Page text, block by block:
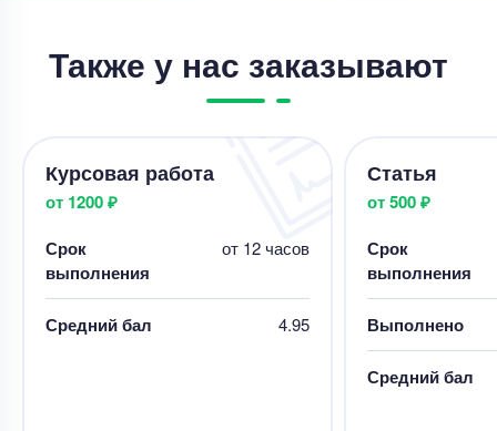
Также у нас заказывают
Курсовая работа
от 1200 ₽
Срок
выполнения
от 12 часов
Средний бал 4.95
Статья
от 500 ₽
Срок
выполнения
Выполнено
Средний бал